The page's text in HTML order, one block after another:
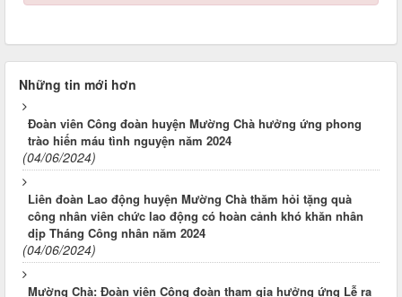
Những tin mới hơn
Đoàn viên Công đoàn huyện Mường Chà hưởng ứng phong
trào hiến máu tình nguyện năm 2024
(04/06/2024)
Liên đoàn Lao động huyện Mường Chà thăm hỏi tặng quà
công nhân viên chức lao động có hoàn cảnh khó khăn nhân
dịp Tháng Công nhân năm 2024
(04/06/2024)
Mường Chà: Đoàn viên Công đoàn tham gia hưởng ứng Lễ ra